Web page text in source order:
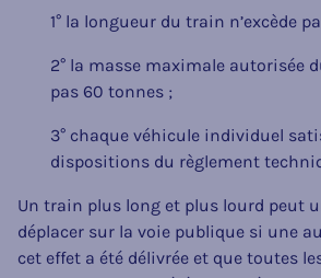
1° la longueur du train n’excède
2° la masse maximale autorisée
pas 60 tonnes ;
3° chaque véhicule individuel
dispositions du règlement
Un train plus long et plus lourd peut
déplacer sur la voie publique si une
cet effet a été délivrée et que toutes